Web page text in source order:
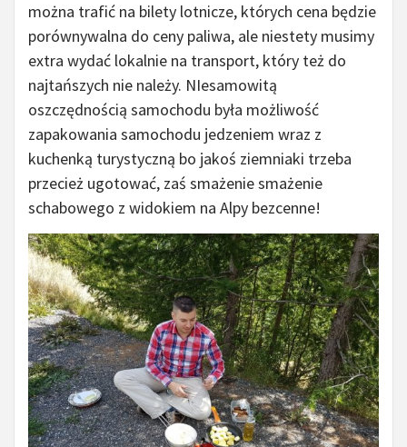
można trafić na bilety lotnicze, których cena będzie
porównywalna do ceny paliwa, ale niestety musimy
extra wydać lokalnie na transport, który też do
najtańszych nie należy. NIesamowitą
oszczędnością samochodu była możliwość
zapakowania samochodu jedzeniem wraz z
kuchenką turystyczną bo jakoś ziemniaki trzeba
przecież ugotować, zaś smażenie smażenie
schabowego z widokiem na Alpy bezcenne!